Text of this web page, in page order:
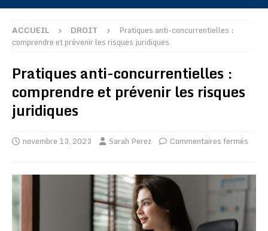
ACCUEIL DROIT
Pratiques anti-concurrentielles :
comprendre et prévenir les risques juridiques
Pratiques anti-concurrentielles :
comprendre et prévenir les risques
juridiques
novembre 13, 2023 Sarah Perez Commentaires fermés